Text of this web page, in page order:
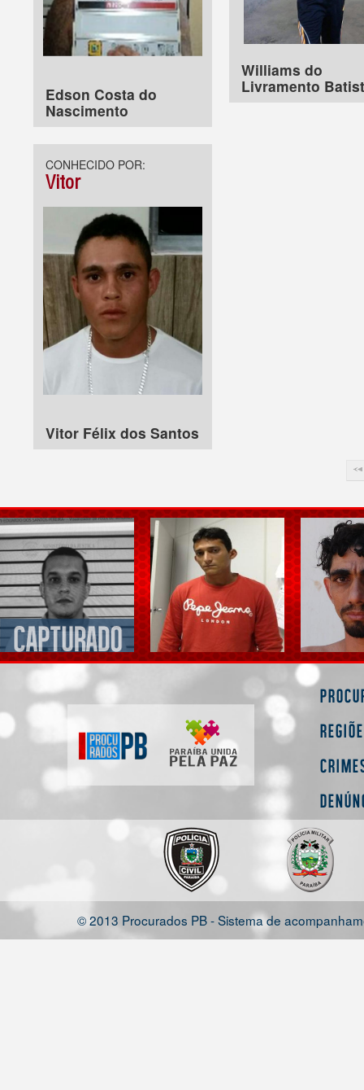
Edson Costa do
Nascimento
Williams do
Livramento
CONHECIDO POR:
Vitor
Vitor Félix dos Santos
© 2013 Procurados PB - Sistema de